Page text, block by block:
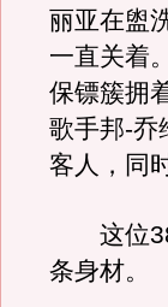
丽亚在盥
一直关着
保镖簇拥
歌手邦-乔
客人，同
这位38
条身材。